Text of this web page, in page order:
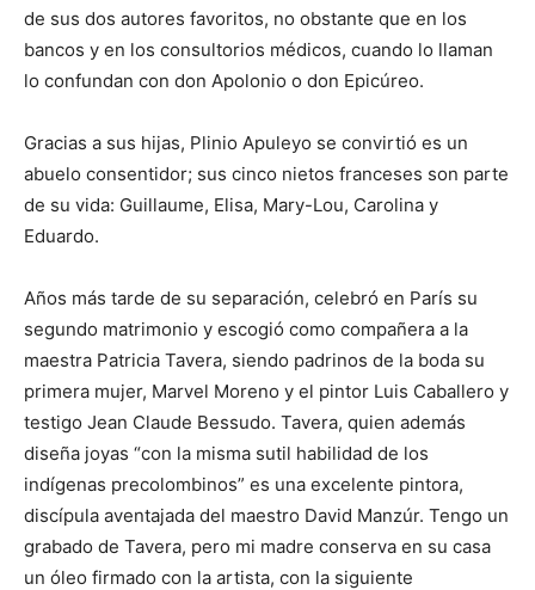
de sus dos autores favoritos, no obstante que en los
bancos y en los consultorios médicos, cuando lo llaman
lo confundan con don Apolonio o don Epicúreo.
Gracias a sus hijas, Plinio Apuleyo se convirtió es un
abuelo consentidor; sus cinco nietos franceses son parte
de su vida: Guillaume, Elisa, Mary-Lou, Carolina y
Eduardo.
Años más tarde de su separación, celebró en París su
segundo matrimonio y escogió como compañera a la
maestra Patricia Tavera, siendo padrinos de la boda su
primera mujer, Marvel Moreno y el pintor Luis Caballero y
testigo Jean Claude Bessudo. Tavera, quien además
diseña joyas “con la misma sutil habilidad de los
indígenas precolombinos” es una excelente pintora,
discípula aventajada del maestro David Manzúr. Tengo un
grabado de Tavera, pero mi madre conserva en su casa
un óleo firmado con la artista, con la siguiente